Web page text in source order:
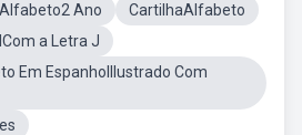
Ano
CartilhaAlfabeto
a Letra J
Em EspanholIlustrado Com